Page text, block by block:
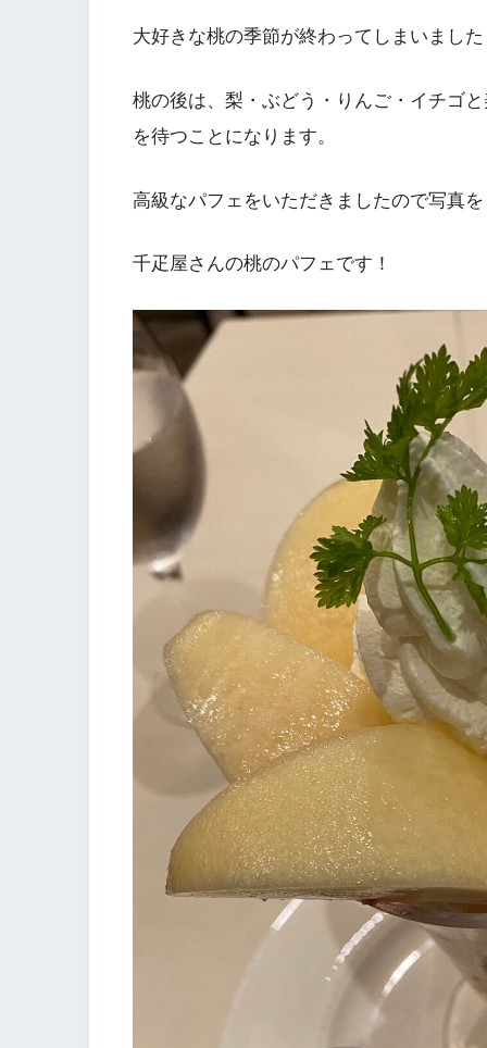
大好きな桃の季節が終わってしまいまし
桃の後は、梨・ぶどう・りんご・イチゴ
を待つことになります。
高級なパフェをいただきましたので写真
千疋屋さんの桃のパフェです！